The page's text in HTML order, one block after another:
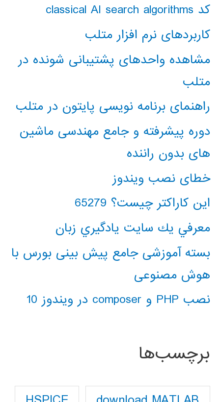
کد classical AI search algorithms
کاربردهای نرم افزار متلب
مشاهده واحدهای پشتیبانی شونده در
متلب
راهنمای برنامه نویسی پایتون در متلب
دوره پیشرفته و جامع مهندسی ماشین
های بدون راننده
خطای نصب ویندوز
این کاراکتر چیست؟ 65279
معرفي يك سايت يادگيري زبان
بسته آموزشی جامع پیش بینی بورس با
هوش مصنوعی
نصب PHP و composer در ویندوز 10
برچسب‌ها